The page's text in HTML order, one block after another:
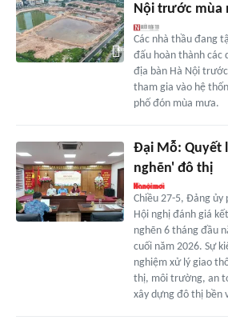
Nội trước mùa
Các nhà thầu đang
đấu hoàn thành các
địa bàn Hà Nội
tham gia vào hệ
phố đón mùa mưa.
Đại Mỗ: Quyết
nghẽn' đô thị
Chiều 27-5, Đảng
Hội nghị đánh giá
nghẽn 6 tháng đầu
cuối năm 2026. Sự
nghiệm xử lý giao
thị, môi trường, an
xây dựng đô thị bền